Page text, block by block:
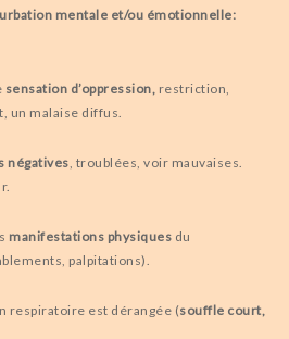
mentale et/ou émotionnelle:
sensation d’oppression, restriction,
un malaise diffus.
négatives , troublées, voir mauvaises.
manifestations physiques du
palpitations).
respiratoire est dérangée (souffle court,